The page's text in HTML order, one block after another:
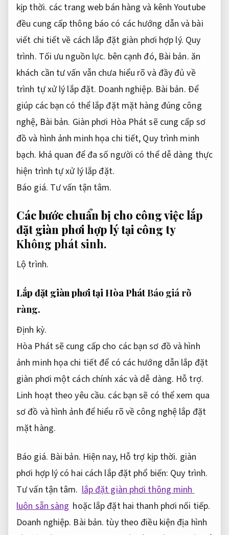
kịp thời. các trang web bán hàng và kênh Youtube
đều cung cấp thông báo có các hướng dẫn và bài
viết chi tiết về cách lắp đặt giàn phơi hợp lý. Quy
trình. Tối ưu nguồn lực. bên cạnh đó, Bài bản. ăn
khách cần tư vấn vẫn chưa hiểu rõ và đầy đủ về
trình tự xử lý lắp đặt. Doanh nghiệp. Bài bản. Để
giúp các bạn có thể lắp đặt mặt hàng đúng công
nghệ, Bài bản. Giàn phơi Hòa Phát sẽ cung cấp sơ
đồ và hình ảnh minh họa chi tiết, Quy trình minh
bạch. khả quan để đa số người có thể dễ dàng thực
hiện trình tự xử lý lắp đặt.
Báo giá. Tư vấn tận tâm.
Các bước chuẩn bị cho công việc lắp
đặt giàn phơi hợp lý tại công ty
Không phát sinh.
Lộ trình.
Lắp đặt giàn phơi tại Hòa PhátBáo giá rõ
ràng.
Định kỳ.
Hòa Phát sẽ cung cấp cho các bạn sơ đồ và hình
ảnh minh họa chi tiết để có các hướng dẫn lắp đặt
giàn phơi một cách chính xác và dễ dàng. Hỗ trợ.
Linh hoạt theo yêu cầu. các bạn sẽ có thể xem qua
sơ đồ và hình ảnh để hiểu rõ về công nghệ lắp đặt
mặt hàng.
Báo giá. Bài bản. Hiện nay, Hỗ trợ kịp thời. giàn
phơi hợp lý có hai cách lắp đặt phổ biến: Quy trình.
Tư vấn tận tâm. lắp đặt giàn phơi thông minh
luôn sẵn sàng hoặc lắp đặt hai thanh phơi nối tiếp.
Doanh nghiệp. Bài bản. tùy theo điều kiện địa hình